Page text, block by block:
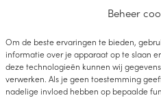
Beheer
Om de beste ervaringen te bieden,
informatie over je apparaat op te slaan
deze technologieën kunnen wij
verwerken. Als je geen toestemming
nadelige invloed hebben op bepaalde